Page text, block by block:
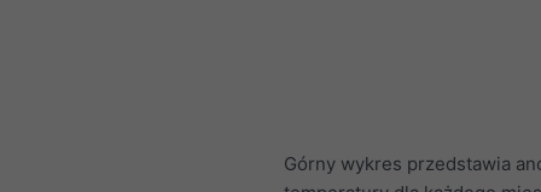
Górny wykres przedstawia